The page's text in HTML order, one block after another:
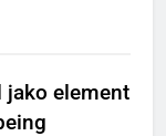
element